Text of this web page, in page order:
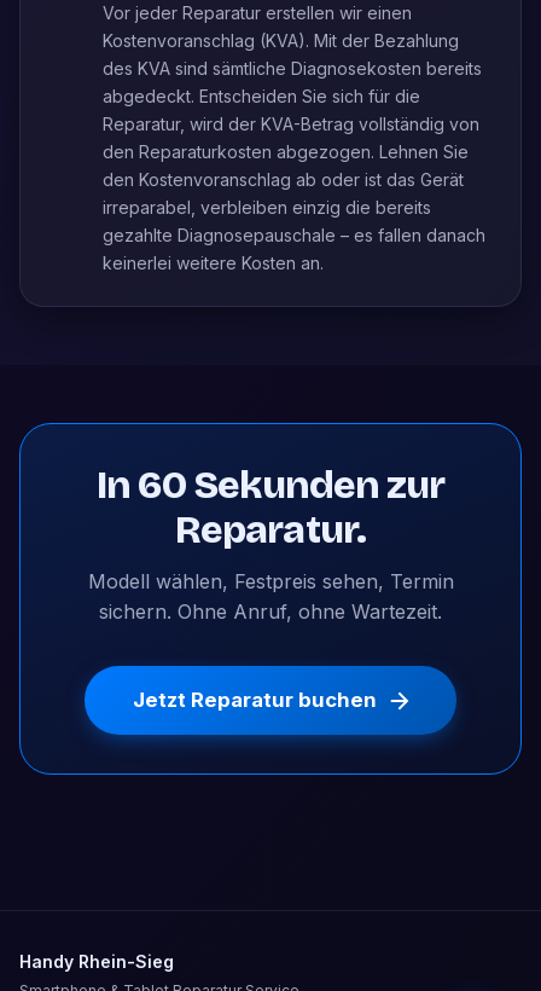
Vor jeder Reparatur erstellen wir einen
Kostenvoranschlag (KVA). Mit der Bezahlung
des KVA sind sämtliche Diagnosekosten bereits
abgedeckt. Entscheiden Sie sich für die
Reparatur, wird der KVA-Betrag vollständig von
den Reparaturkosten abgezogen. Lehnen Sie
den Kostenvoranschlag ab oder ist das Gerät
irreparabel, verbleiben einzig die bereits
gezahlte Diagnosepauschale – es fallen danach
keinerlei weitere Kosten an.
In 60 Sekunden zur
Reparatur.
Modell wählen, Festpreis sehen, Termin
sichern. Ohne Anruf, ohne Wartezeit.
Jetzt Reparatur buchen
Handy Rhein-Sieg